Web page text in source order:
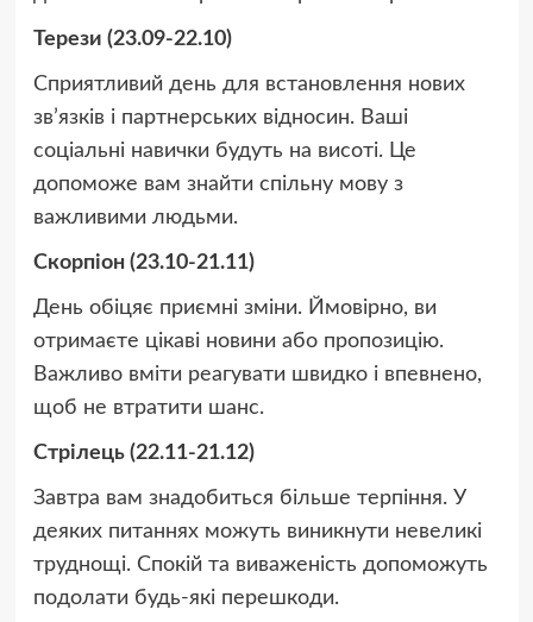
Терези (23.09-22.10)
Сприятливий день для встановлення нових
зв’язків і партнерських відносин. Ваші
соціальні навички будуть на висоті. Це
допоможе вам знайти спільну мову з
важливими людьми.
Скорпіон (23.10-21.11)
День обіцяє приємні зміни. Ймовірно, ви
отримаєте цікаві новини або пропозицію.
Важливо вміти реагувати швидко і впевнено,
щоб не втратити шанс.
Стрілець (22.11-21.12)
Завтра вам знадобиться більше терпіння. У
деяких питаннях можуть виникнути невеликі
труднощі. Спокій та виваженість допоможуть
подолати будь-які перешкоди.